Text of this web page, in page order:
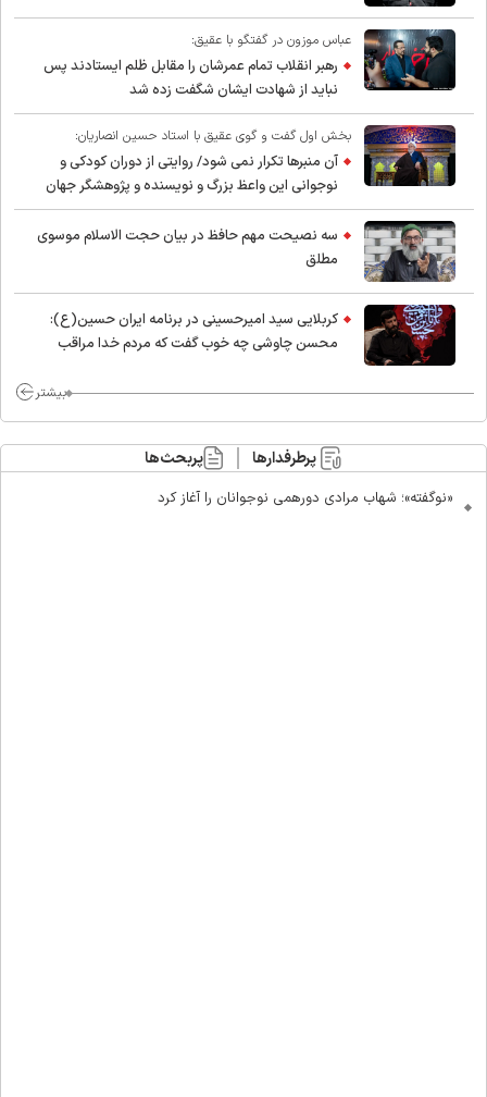
عباس موزون در گفتگو با عقیق:
رهبر انقلاب تمام عمرشان را مقابل ظلم ایستادند پس
نباید از شهادت ایشان شگفت زده شد
بخش اول گفت و گوی عقیق با استاد حسین انصاریان:
آن منبرها تکرار نمی شود/ روایتی از دوران کودکی و
نوجوانی این واعظ بزرگ و نویسنده و پژوهشگر جهان
اسلام
سه نصیحت مهم حافظ در بیان حجت الاسلام موسوی
مطلق
کربلایی سید امیر‌حسینی در برنامه ایران حسین(ع):
محسن چاوشی چه خوب گفت که مردم خدا مراقب
بیشتر
پرطرفدارها پربحث‌ها
«نوگفته»؛ شهاب مرادی دورهمی نوجوانان را آغاز کرد